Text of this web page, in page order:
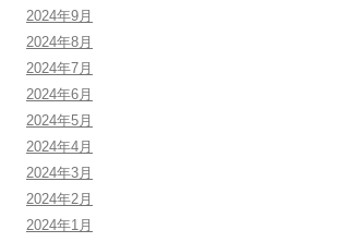
2024年9月
2024年8月
2024年7月
2024年6月
2024年5月
2024年4月
2024年3月
2024年2月
2024年1月